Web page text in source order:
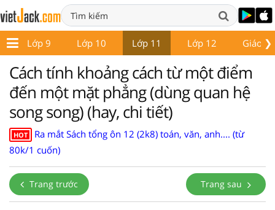
❯
Lớp 9 Lớp 10 Lớp 11 Lớp 12 Giáo
Cách tính khoảng cách từ một điểm
đến một mặt phẳng (dùng quan hệ
song song) (hay, chi tiết)
HOT
Ra mắt Sách tổng ôn 12 (2k8) toán, văn, anh.... (từ
80k/1 cuốn)
Trang trước Trang sau